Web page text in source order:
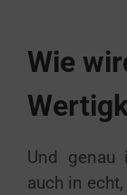
Wie
Und genau
auch in